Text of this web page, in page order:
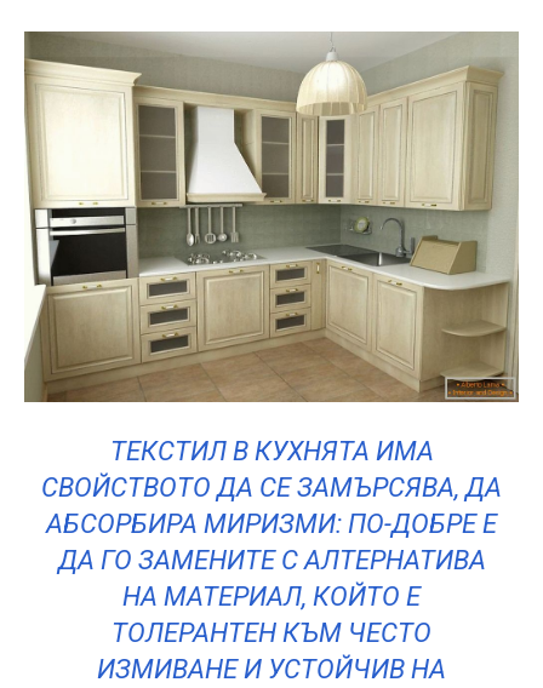
ТЕКСТИЛ В КУХНЯТА ИМА
СВОЙСТВОТО ДА СЕ ЗАМЪРСЯВА, ДА
АБСОРБИРА МИРИЗМИ: ПО-ДОБРЕ Е
ДА ГО ЗАМЕНИТЕ С АЛТЕРНАТИВА
НА МАТЕРИАЛ, КОЙТО Е
ТОЛЕРАНТЕН КЪМ ЧЕСТО
ИЗМИВАНЕ И УСТОЙЧИВ НА